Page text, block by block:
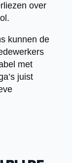
over
kunnen de
met
juist